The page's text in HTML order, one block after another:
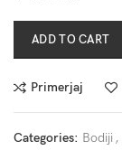
ADD TO CART
Primerjaj
Categories: Bodiji ,